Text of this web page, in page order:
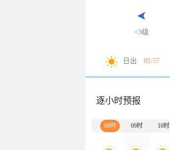
<3级
日出 05:57
逐小时预报
08时 09时 10时